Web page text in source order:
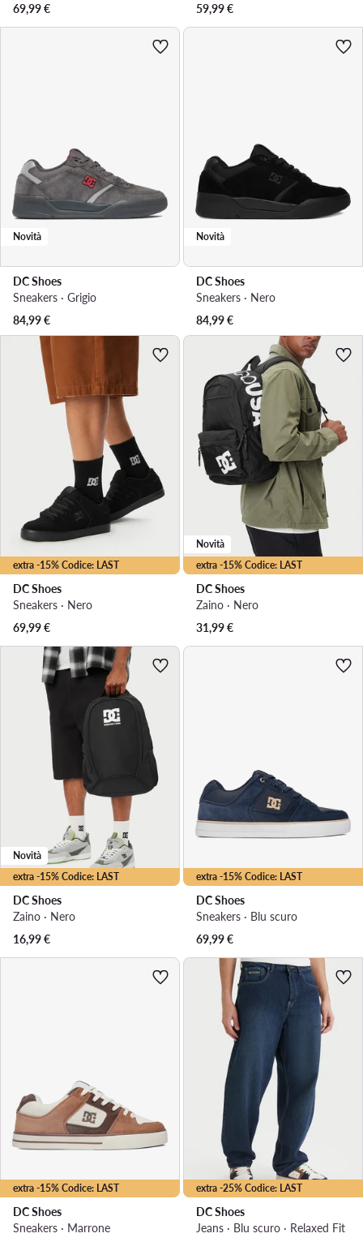
69,99€
59,99€
Novità
DC Shoes
Sneakers · Grigio
84,99€
Novità
DC Shoes
Sneakers · Nero
84,99€
extra -15% Codice: LAST
DC Shoes
Sneakers · Nero
69,99€
extra -15% Codice: LAST
Novità
DC Shoes
Zaino · Nero
31,99€
extra -15% Codice: LAST
Novità
DC Shoes
Zaino · Nero
16,99€
extra -15% Codice: LAST
DC Shoes
Sneakers · Blu scuro
69,99€
extra -15% Codice: LAST
DC Shoes
Sneakers · Marrone
extra -25% Codice: LAST
DC Shoes
Jeans · Blu scuro · Relaxed Fit